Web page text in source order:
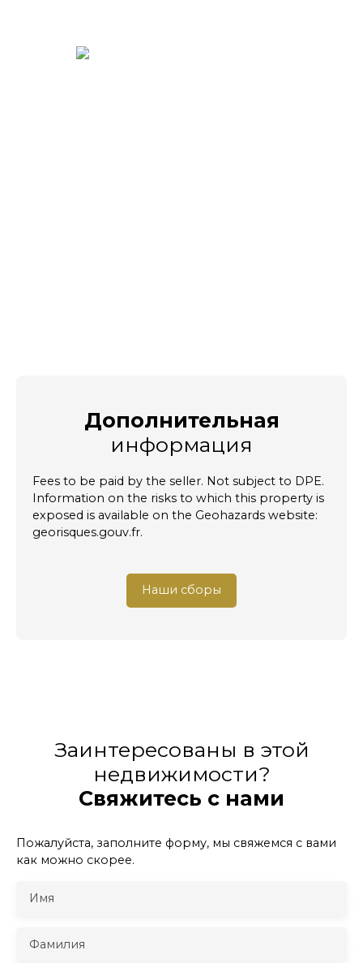
Дополнительная
информация
Fees to be paid by the seller. Not subject to DPE.
Information on the risks to which this property is
exposed is available on the Geohazards website:
georisques.gouv.fr.
Наши сборы
Заинтересованы в этой
недвижимости?
Свяжитесь с нами
Пожалуйста, заполните форму, мы свяжемся с вами
как можно скорее.
Имя
Фамилия